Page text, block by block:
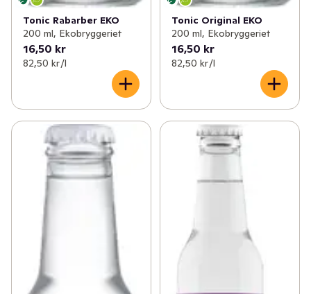
Tonic Rabarber EKO
200 ml, Ekobryggeriet
16,50 kr
82,50 kr /l
Tonic Original EKO
200 ml, Ekobryggeriet
16,50 kr
82,50 kr /l